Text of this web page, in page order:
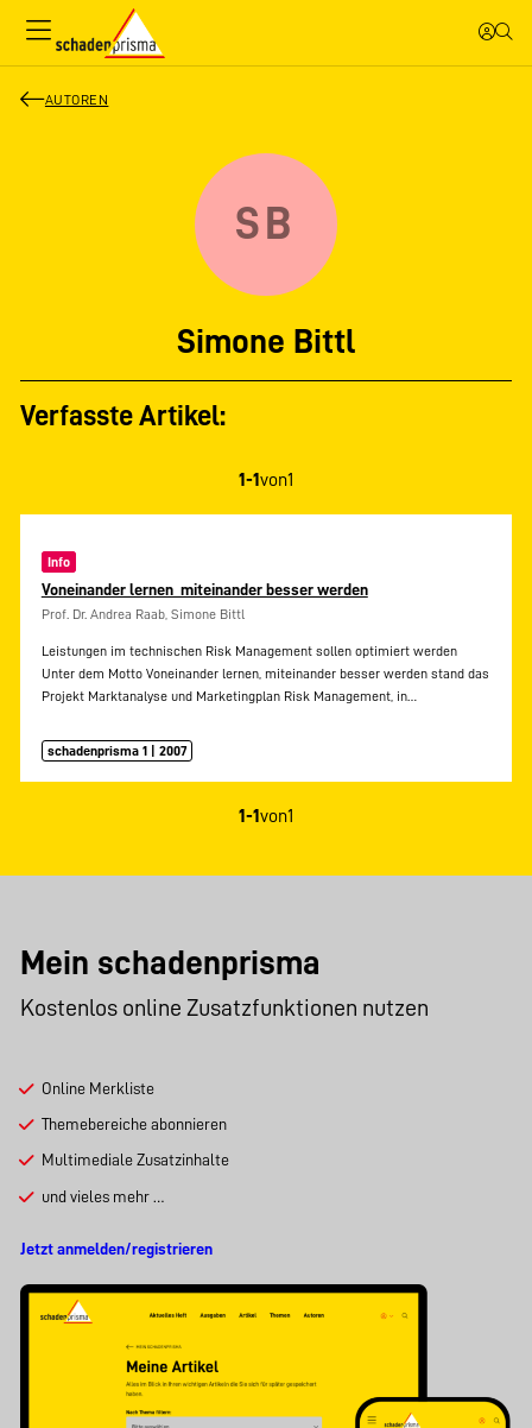
AUTOREN
SB
Simone Bittl
Verfasste Artikel:
1-1von1
Info
Voneinander lernen  miteinander besser werden
Prof. Dr. Andrea Raab, Simone Bittl
Leistungen im technischen Risk Management sollen optimiert werden
Unter dem Motto Voneinander lernen, miteinander besser werden stand das
Projekt Marktanalyse und Marketingplan Risk Management, in…
schadenprisma 1 | 2007
1-1von1
Mein schadenprisma
Kostenlos online Zusatzfunktionen nutzen
Online Merkliste
Themebereiche abonnieren
Multimediale Zusatzinhalte
und vieles mehr …
Jetzt anmelden/registrieren